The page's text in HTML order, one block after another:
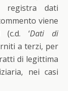
registra dati
viene
(c.d. ‘Dati di
a terzi, per
di legittima
nei casi